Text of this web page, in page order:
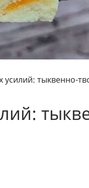
усилий: тыквенно-